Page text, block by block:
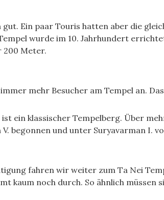
gut. Ein paar Touris hatten aber die
wurde im 10. Jahrhundert
200 Meter.
mehr Besucher am Tempel an.
ein klassischer Tempelberg. Über
begonnen und unter Suryavarman I.
fahren wir weiter zum Ta Nei
kaum noch durch. So ähnlich